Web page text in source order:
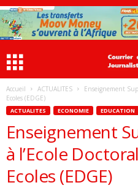
Accueil ACTUALITES
Enseignement
Ecoles (EDGE)
ACTUALITES ECONOMIE EDUCATION
Enseignement
à l’Ecole
Ecoles (EDGE)